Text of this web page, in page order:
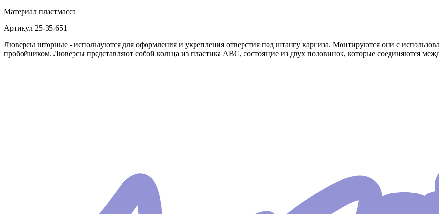
Материал пластмасса
Артикул 25-35-651
Люверсы шторные - используются для оформления и укрепления отверстия под штангу карниза. Монтируются они с
пробойником. Люверсы представляют собой кольца из пластика АВС, состоящие из двух половинок, которые соединяются